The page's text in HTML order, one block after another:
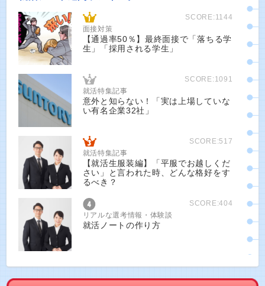
SCORE:1144
面接対策
【通過率50％】最終面接で「落ちる学
生」「採用される学生」
SCORE:1091
就活特集記事
意外と知らない！「実は上場していな
い有名企業32社」
SCORE:517
就活特集記事
【就活生服装編】「平服でお越しくだ
さい」と言われた時、どんな格好をす
るべき？
SCORE:404
リアルな選考情報・体験談
就活ノートの作り方